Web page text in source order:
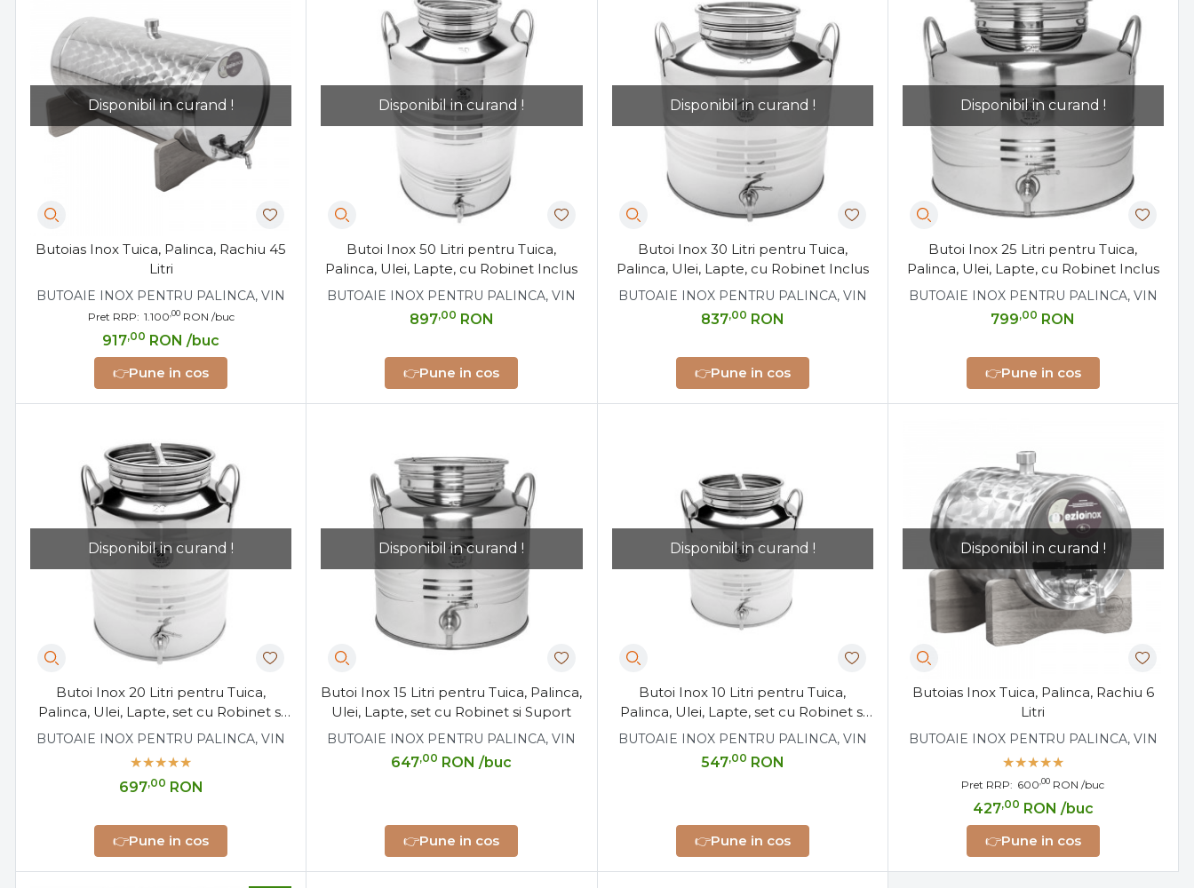
Disponibil in curand !
Butoias Inox Tuica, Palinca, Rachiu 45
Litri
BUTOAIE INOX PENTRU PALINCA, VIN
Pret RRP: 1.100,00 RON /buc
917,00 RON /buc
👉Pune in cos
Disponibil in curand !
Butoi Inox 50 Litri pentru Tuica,
Palinca, Ulei, Lapte, cu Robinet Inclus
BUTOAIE INOX PENTRU PALINCA, VIN
897,00 RON
👉Pune in cos
Disponibil in curand !
Butoi Inox 30 Litri pentru Tuica,
Palinca, Ulei, Lapte, cu Robinet Inclus
BUTOAIE INOX PENTRU PALINCA, VIN
837,00 RON
👉Pune in cos
Disponibil in curand !
Butoi Inox 25 Litri pentru Tuica,
Palinca, Ulei, Lapte, cu Robinet Inclus
BUTOAIE INOX PENTRU PALINCA, VIN
799,00 RON
👉Pune in cos
Disponibil in curand !
Butoi Inox 20 Litri pentru Tuica,
Palinca, Ulei, Lapte, set cu Robinet si
Suport
BUTOAIE INOX PENTRU PALINCA, VIN
697,00 RON
👉Pune in cos
Disponibil in curand !
Butoi Inox 15 Litri pentru Tuica, Palinca,
Ulei, Lapte, set cu Robinet si Suport
BUTOAIE INOX PENTRU PALINCA, VIN
647,00 RON /buc
👉Pune in cos
Disponibil in curand !
Butoi Inox 10 Litri pentru Tuica,
Palinca, Ulei, Lapte, set cu Robinet si
Suport
BUTOAIE INOX PENTRU PALINCA, VIN
547,00 RON
👉Pune in cos
Disponibil in curand !
Butoias Inox Tuica, Palinca, Rachiu 6
Litri
BUTOAIE INOX PENTRU PALINCA, VIN
Pret RRP: 600,00 RON /buc
427,00 RON /buc
👉Pune in cos